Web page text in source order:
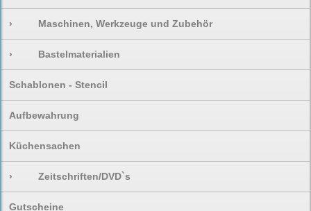
› Maschinen, Werkzeuge und Zubehör
› Bastelmaterialien
Schablonen - Stencil
Aufbewahrung
Küchensachen
› Zeitschriften/DVD`s
Gutscheine